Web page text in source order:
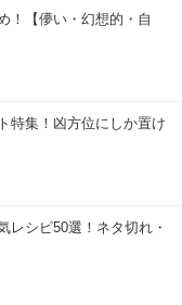
！【儚い・幻想的・自
特集！凶方位にしか置け
レシピ50選！ネタ切れ・